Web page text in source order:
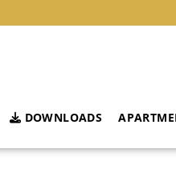
DOWNLOADS